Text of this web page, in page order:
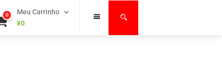
Meu Carrinho
0
¥0